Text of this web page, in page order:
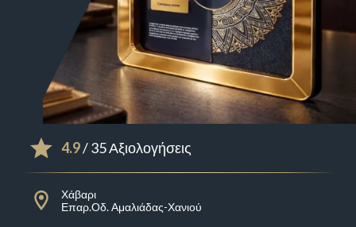
4.9/ 35 Αξιολογήσεις
Χάβαρι
Επαρ.Οδ. Αμαλιάδας-Χανιού